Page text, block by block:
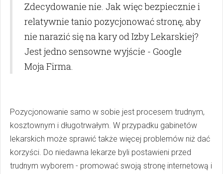
Zdecydowanie nie. Jak więc bezpiecznie i
relatywnie tanio pozycjonować stronę, aby
nie narazić się na kary od Izby Lekarskiej?
Jest jedno sensowne wyjście - Google
Moja Firma.
Pozycjonowanie samo w sobie jest procesem trudnym,
kosztownym i długotrwałym. W przypadku gabinetów
lekarskich może sprawić także więcej problemów niż dać
korzyści. Do niedawna lekarze byli postawieni przed
trudnym wyborem - promować swoją stronę internetową i